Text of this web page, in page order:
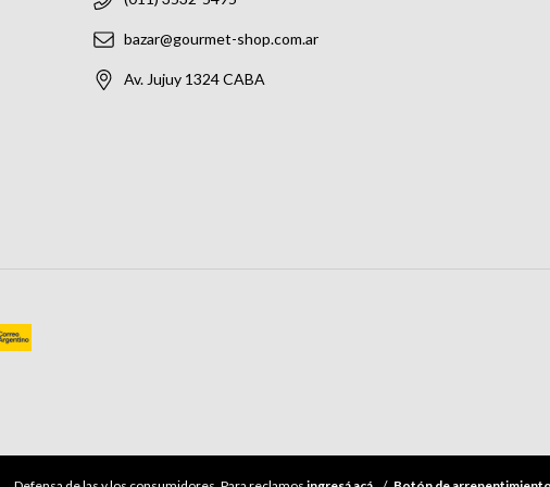
bazar@gourmet-shop.com.ar
Av. Jujuy 1324 CABA